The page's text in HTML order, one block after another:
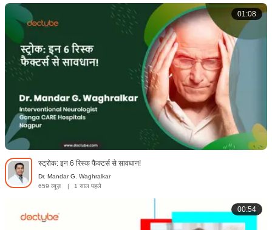
01:08
स्ट्रोक: इन 6 रिस्क फैक्टर्स से सावधान!
Dr. Mandar G. Waghralkar
659 व्यूज़
| 1 साल पहले
00:54